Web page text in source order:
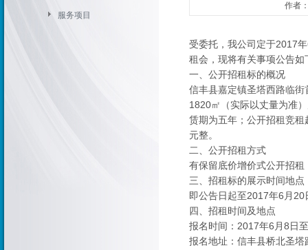
服务项目
作者
受委托，我公司定于2017
租会，现将有关事项公告如
一、公开招租标的概况
信丰县嘉定镇圣塔西路临
1820㎡（实际以丈量为准
赁期为五年；公开招租竞
元整。
二、公开招租方式
有保留底价增价式公开招租
三、招租标的展示时间地点
即公告日起至2017年6月
四、招租时间及地点
报名时间：2017年6月8日
报名地址：信丰县桥北圣